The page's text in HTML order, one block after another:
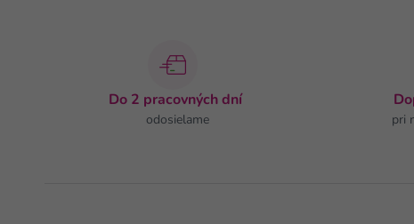
Do 2 pracovných dní
odosielame pri